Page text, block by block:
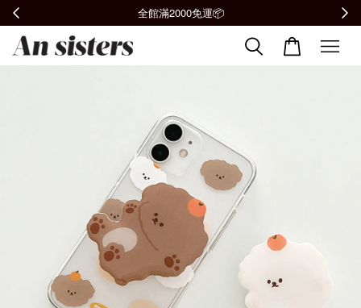
全館滿2000免運📦